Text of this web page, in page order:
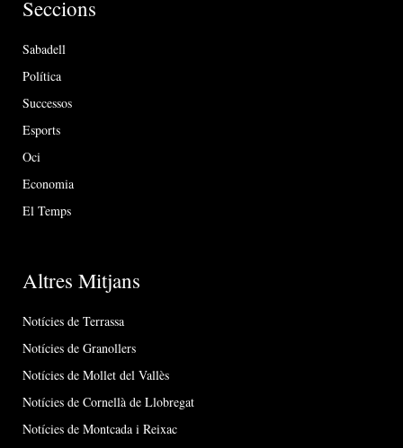
Seccions
Sabadell
Política
Successos
Esports
Oci
Economia
El Temps
Altres Mitjans
Notícies de Terrassa
Notícies de Granollers
Notícies de Mollet del Vallès
Notícies de Cornellà de Llobregat
Notícies de Montcada i Reixac